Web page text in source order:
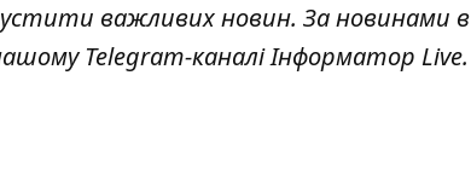
важливих новин. За новинами в
Telegram-каналіІнформатор Live.